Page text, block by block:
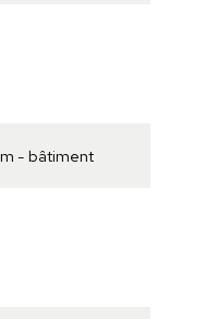
- bâtiment